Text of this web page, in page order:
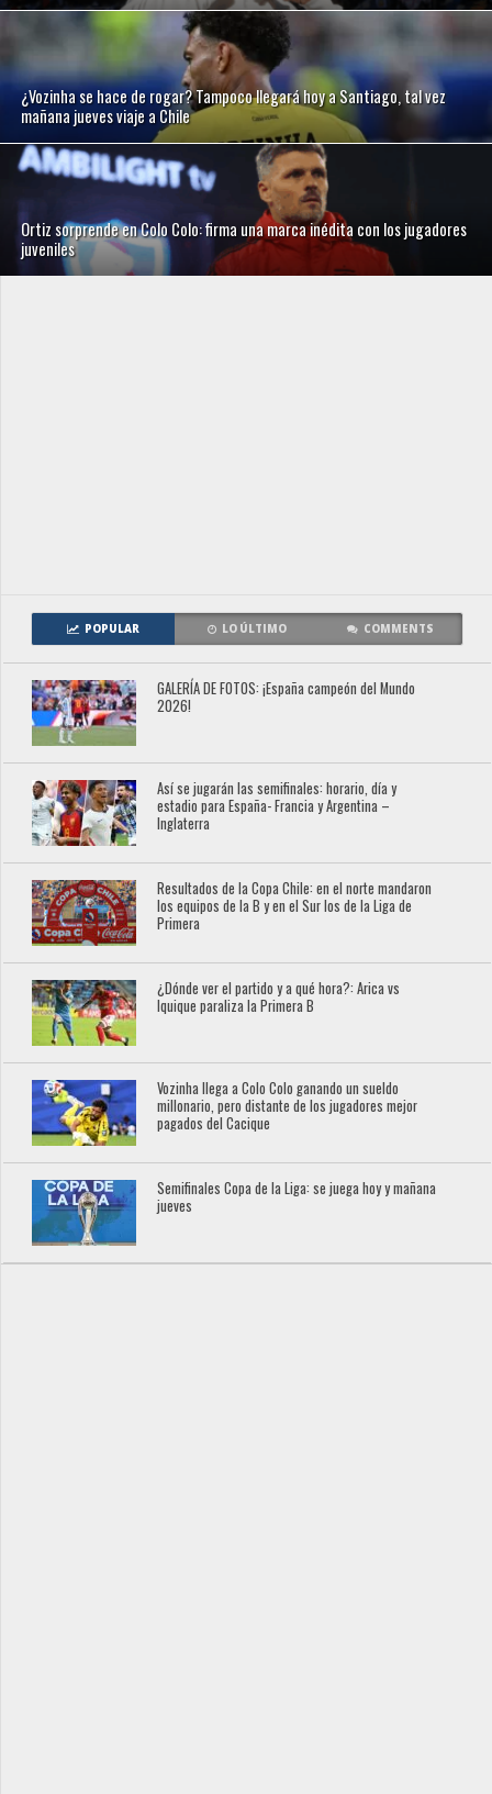
¿Vozinha se hace de rogar? Tampoco llegará hoy a Santiago, tal vez
mañana jueves viaje a Chile
Ortiz sorprende en Colo Colo: firma una marca inédita con los jugadores
juveniles
POPULAR LO ÚLTIMO COMMENTS
GALERÍA DE FOTOS: ¡España campeón del Mundo
2026!
Así se jugarán las semifinales: horario, día y
estadio para España- Francia y Argentina –
Inglaterra
Resultados de la Copa Chile: en el norte mandaron
los equipos de la B y en el Sur los de la Liga de
Primera
¿Dónde ver el partido y a qué hora?: Arica vs
Iquique paraliza la Primera B
Vozinha llega a Colo Colo ganando un sueldo
millonario, pero distante de los jugadores mejor
pagados del Cacique
Semifinales Copa de la Liga: se juega hoy y mañana
jueves